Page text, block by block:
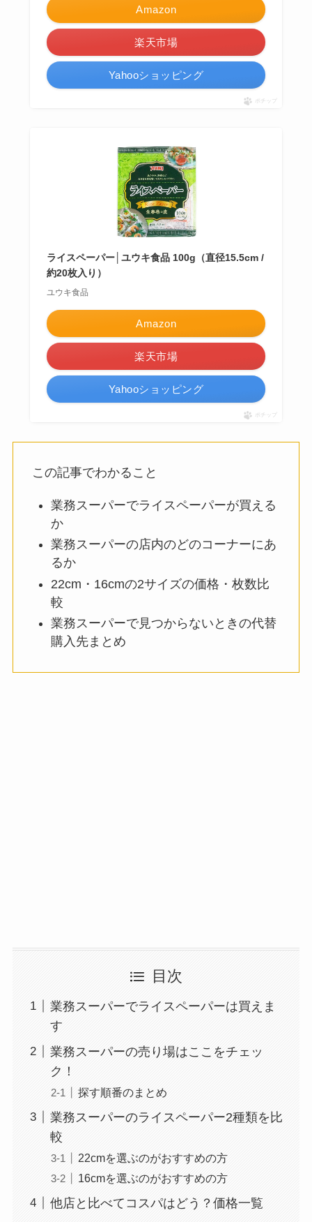
Amazon
楽天市場
Yahooショッピング
ポチップ
ライスペーパー│ユウキ食品 100g（直径15.5cm /
約20枚入り）
ユウキ食品
Amazon
楽天市場
Yahooショッピング
ポチップ
この記事でわかること
業務スーパーでライスペーパーが買える
か
業務スーパーの店内のどのコーナーにあ
るか
22cm・16cmの2サイズの価格・枚数比
較
業務スーパーで見つからないときの代替
購入先まとめ
目次
業務スーパーでライスペーパーは買えま
す
業務スーパーの売り場はここをチェッ
ク！
探す順番のまとめ
業務スーパーのライスペーパー2種類を比
較
22cmを選ぶのがおすすめの方
16cmを選ぶのがおすすめの方
他店と比べてコスパはどう？価格一覧